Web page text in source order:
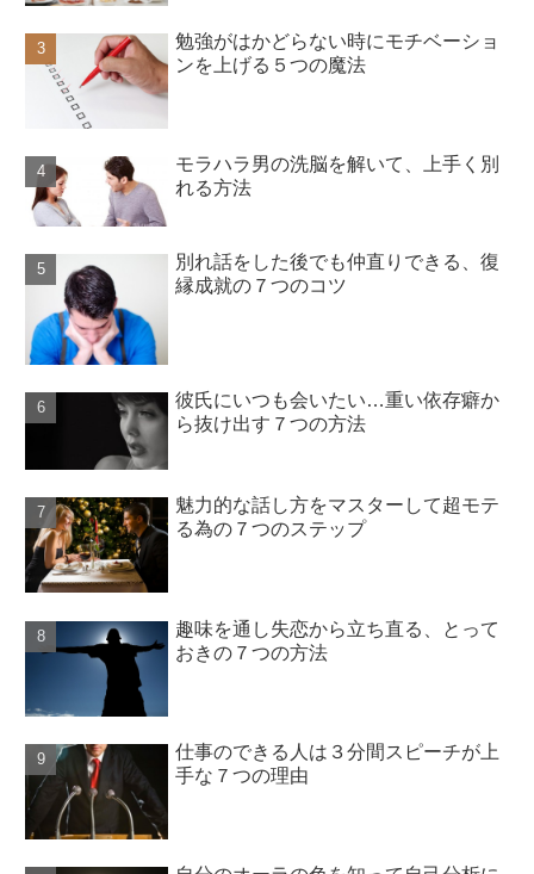
勉強がはかどらない時にモチベーショ
ンを上げる５つの魔法
モラハラ男の洗脳を解いて、上手く別
れる方法
別れ話をした後でも仲直りできる、復
縁成就の７つのコツ
彼氏にいつも会いたい…重い依存癖か
ら抜け出す７つの方法
魅力的な話し方をマスターして超モテ
る為の７つのステップ
趣味を通し失恋から立ち直る、とって
おきの７つの方法
仕事のできる人は３分間スピーチが上
手な７つの理由